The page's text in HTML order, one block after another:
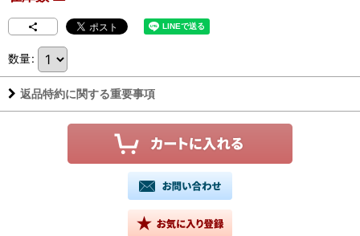
数量:
返品特約に関する重要事項